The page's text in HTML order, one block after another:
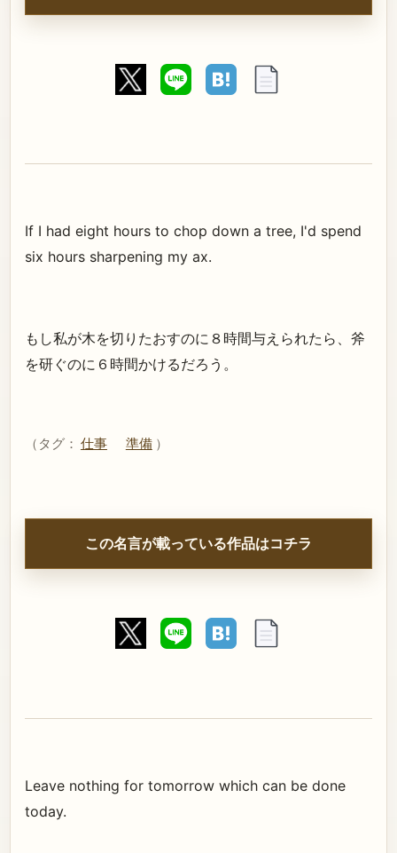
If I had eight hours to chop down a tree, I'd spend
six hours sharpening my ax.
もし私が木を切りたおすのに８時間与えられたら、斧
を研ぐのに６時間かけるだろう。
（タグ： 仕事 準備 ）
この名言が載っている作品はコチラ
Leave nothing for tomorrow which can be done
today.